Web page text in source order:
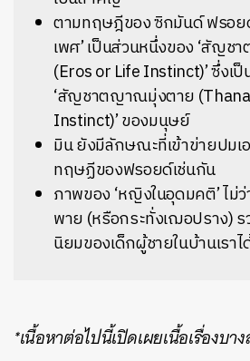
ตามทฤษฎีของ ซิกมันด์ ฟรอย
เพศ’ เป็นส่วนหนึ่งของ ‘สัญ
(Eros or Life Instinct)’ ซึ่งเ
‘สัญชาตญาณมุ่งตาย
Instinct)’ ของมนุษย์
มิน ยังมีลักษณะที่เข้าข่ายปมเ
ทฤษฏีของฟรอยด์เช่นกัน
ภาพของ ‘หญิงในอุดมคติ’ ไม่
พาย (หรือกระทั่งเฌอปราง)
นิยมของเด็กผู้ชายในบ้านเรา
*เนื้อหาต่อไปนี้เปิดเผยเนื้อเรื่องบา